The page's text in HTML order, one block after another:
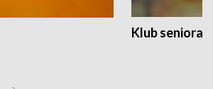
Klub seniora